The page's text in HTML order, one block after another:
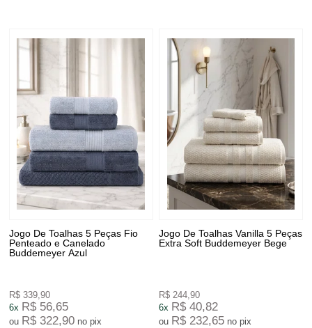
Jogo De Toalhas 5 Peças Fio
Penteado e Canelado
Buddemeyer Azul
R$ 339,90
6x R$ 56,65
ou R$ 322,90 no pix
Jogo De Toalhas Vanilla 5 Peças
Extra Soft Buddemeyer Bege
R$ 244,90
6x R$ 40,82
ou R$ 232,65 no pix